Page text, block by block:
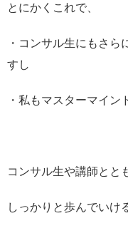
とにかくこれで、
・コンサル生にもさら
すし
・私もマスターマイン
コンサル生や講師とと
しっかりと歩んでいけ